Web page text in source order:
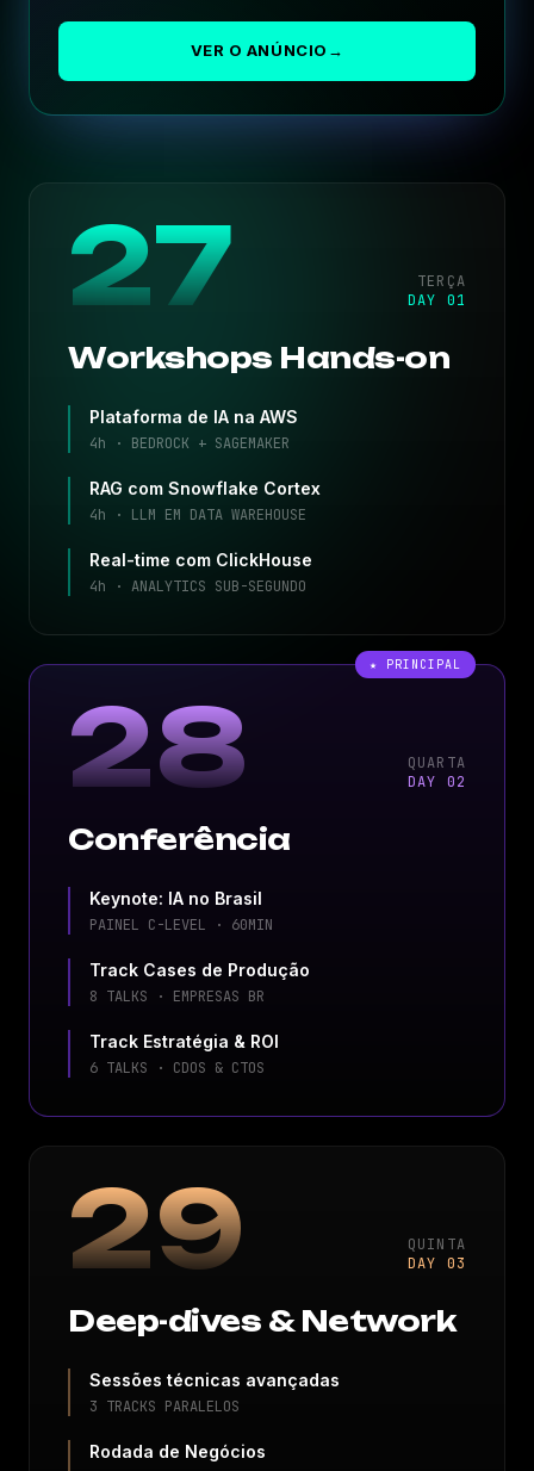
VER O ANÚNCIO →
27
TERÇA
DAY 01
Workshops Hands-on
Plataforma de IA na AWS
4h · BEDROCK + SAGEMAKER
RAG com Snowflake Cortex
4h · LLM EM DATA WAREHOUSE
Real-time com ClickHouse
4h · ANALYTICS SUB-SEGUNDO
★ PRINCIPAL
28
QUARTA
DAY 02
Conferência
Keynote: IA no Brasil
PAINEL C-LEVEL · 60MIN
Track Cases de Produção
8 TALKS · EMPRESAS BR
Track Estratégia & ROI
6 TALKS · CDOS & CTOS
29
QUINTA
DAY 03
Deep-dives & Network
Sessões técnicas avançadas
3 TRACKS PARALELOS
Rodada de Negócios